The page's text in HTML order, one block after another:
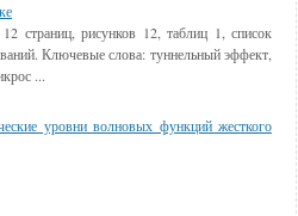
страниц, рисунков 12, таблиц 1, список
Ключевые слова: туннельный эффект,
...
уровни волновых функций жесткого